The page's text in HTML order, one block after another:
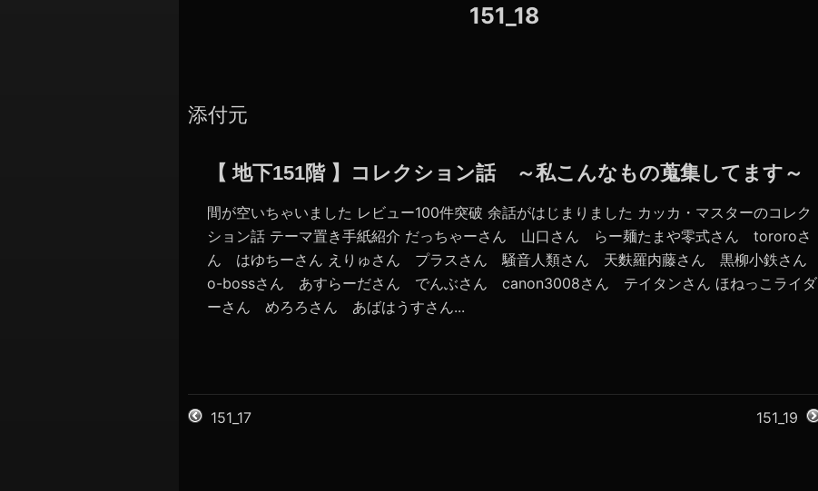
151_18
添付元
【 地下151階 】コレクション話 ～私こんなもの蒐集してます～
間が空いちゃいました レビュー100件突破 余話がはじまりました カッカ・マスターのコレク
ション話 テーマ置き手紙紹介 だっちゃーさん 山口さん らー麺たまや零式さん tororoさ
ん はゆちーさん えりゅさん プラスさん 騒音人類さん 天麩羅内藤さん 黒柳小鉄さん
o-bossさん あすらーださん でんぶさん canon3008さん テイタンさん ほねっこライダ
ーさん めろろさん あばはうすさん...
151_17 151_19